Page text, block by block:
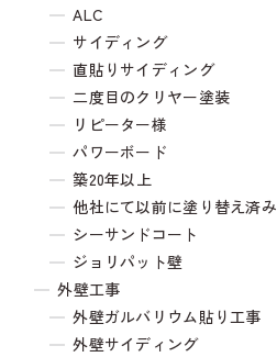
ALC
サイディング
直貼りサイディング
二度目のクリヤー塗装
リピーター様
パワーボード
築20年以上
他社にて以前に塗り替え済み
シーサンドコート
ジョリパット壁
外壁工事
外壁ガルバリウム貼り工事
外壁サイディング